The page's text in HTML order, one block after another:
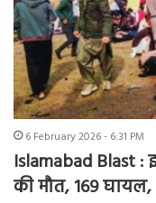
6 February 2026 - 6:31 PM
Islamabad Blast :
की मौत, 169